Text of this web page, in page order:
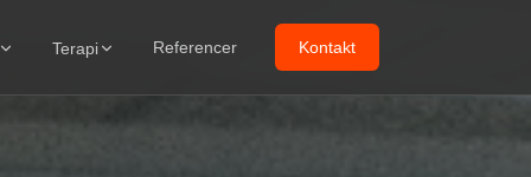
Terapi Referencer Kontakt